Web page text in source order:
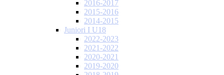
2016-2017
2015-2016
2014-2015
Juniori I U18
2022-2023
2021-2022
2020-2021
2019-2020